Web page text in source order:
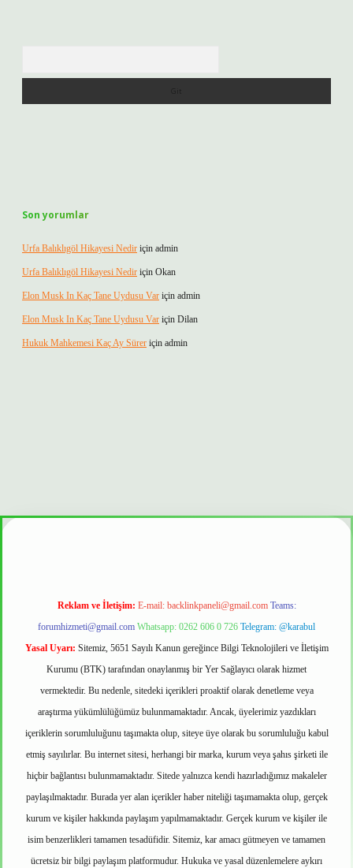
Son yorumlar
Urfa Balıklıgöl Hikayesi Nedir için admin
Urfa Balıklıgöl Hikayesi Nedir için Okan
Elon Musk In Kaç Tane Uydusu Var için admin
Elon Musk In Kaç Tane Uydusu Var için Dilan
Hukuk Mahkemesi Kaç Ay Sürer için admin
güvenilir mi
Reklam ve İletişim: E-mail: backlinkpaneli@gmail.com Teams:
forumhizmeti@gmail.com Whatsapp: 0262 606 0 726 Telegram: @karabul
Yasal Uyarı: Sitemiz, 5651 Sayılı Kanun gereğince Bilgi Teknolojileri ve İletişim
Kurumu (BTK) tarafından onaylanmış bir Yer Sağlayıcı olarak hizmet
vermektedir. Bu nedenle, sitedeki içerikleri proaktif olarak denetleme veya
araştırma yükümlülüğümüz bulunmamaktadır. Ancak, üyelerimiz yazdıkları
içeriklerin sorumluluğunu taşımakta olup, siteye üye olarak bu sorumluluğu kabul
etmiş sayılırlar. Bu internet sitesi, herhangi bir marka, kurum veya şahıs şirketi ile
hiçbir bağlantısı bulunmamaktadır. Sitede yalnızca kendi hazırladığımız makaleler
paylaşılmaktadır. Burada yer alan içerikler haber niteliği taşımamakta olup, gerçek
kurum ve kişiler hakkında paylaşım yapılmamaktadır. Gerçek kurum ve kişiler ile
isim benzerlikleri tamamen tesadüfidir. Sitemiz, kar amacı gütmeyen ve tamamen
ücretsiz bir bilgi paylaşım platformudur. Hukuka ve yasal düzenlemelere aykırı